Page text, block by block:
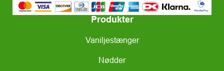
Produkter
Vaniljestænger
Nødder